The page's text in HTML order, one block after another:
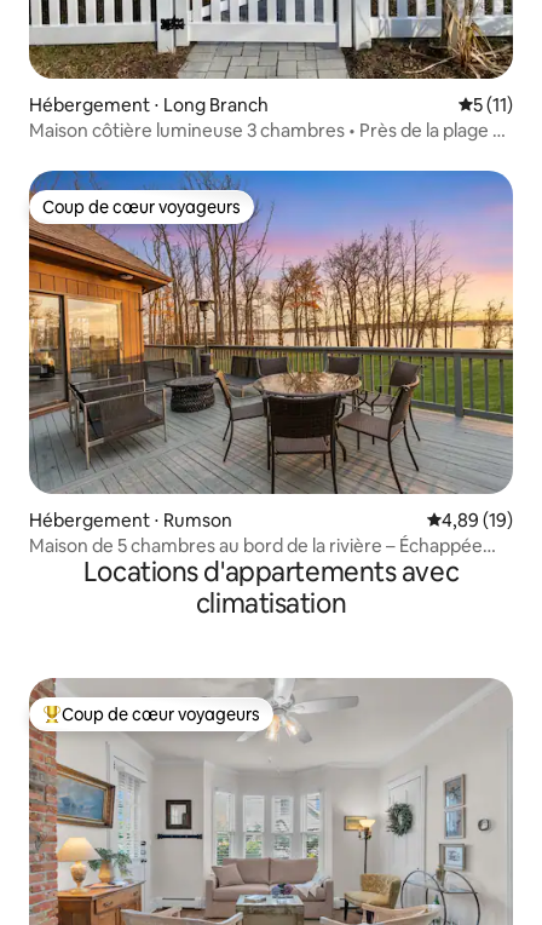
Hébergement ⋅ Long Branch
5 (11)
Maison côtière lumineuse 3 chambres • Près de la plage et
Coup de cœur voyageurs
Coup de cœur voyageurs
Hébergement ⋅ Rumson Évaluation
4,89 (19)
Maison de 5 chambres au bord de la rivière – Échappée
privée dans la nature
Locations d'appartements avec
climatisation
Coups de cœur voyageurs les plus appréciés
Coup de cœur voyageurs